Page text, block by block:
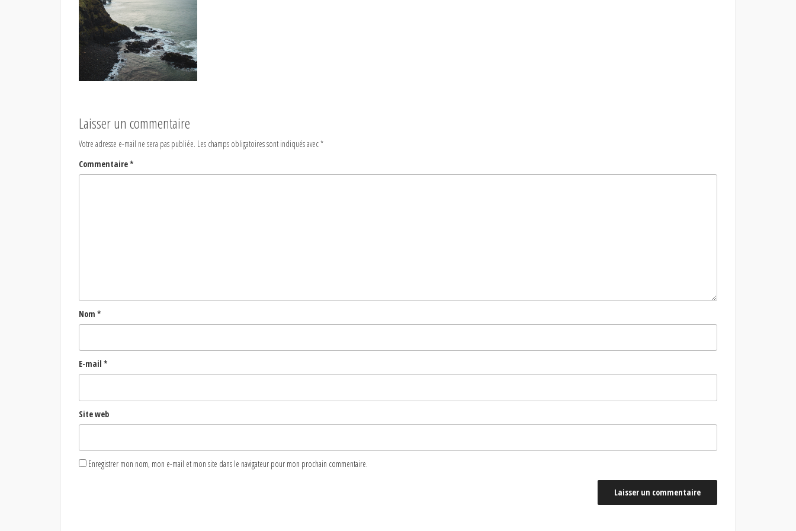
Laisser un commentaire
Votre adresse e-mail ne sera pas publiée. Les champs obligatoires sont indiqués avec*
Commentaire*
Nom *
E-mail *
Site web
Enregistrer mon nom, mon e-mail et mon site dans le navigateur pour mon prochain commentaire.